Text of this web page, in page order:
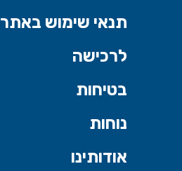
תנאי שימוש באתר
לרכישה
בטיחות
נוחות
אודותינו